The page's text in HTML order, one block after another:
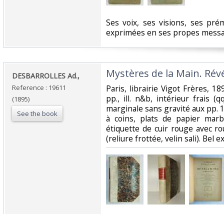
‎Ses voix, ses visions, ses
exprimées en ses propes
‎DESBARROLLES Ad.,‎
Reference : 19611
(1895)
See the book
‎Mystères de la Main.
‎Paris, librairie Vigot Frères,
pp., ill. n&b, intérieur frais
marginale sans gravité aux pp.
à coins, plats de papier
étiquette de cuir rouge avec
(reliure frottée, velin sali). Bel